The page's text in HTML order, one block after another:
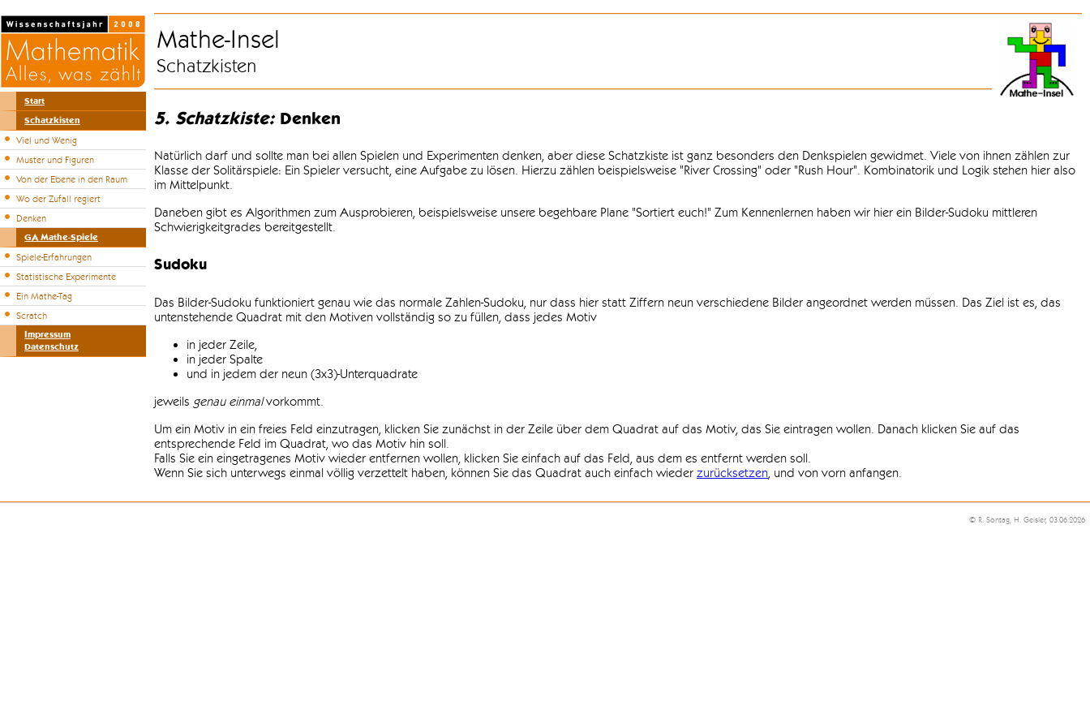
Start
Schatzkisten
Viel und Wenig
Muster und Figuren
Von der Ebene in den Raum
Wo der Zufall regiert
Denken
GA Mathe-Spiele
Spiele-Erfahrungen
Statistische Experimente
Ein Mathe-Tag
Scratch
Impressum
Datenschutz
Mathe-Insel
Schatzkisten
5. Schatzkiste:Denken
Natürlich darf und sollte man bei allen Spielen und Experimenten denken, aber diese Schatzkiste ist ganz besonders den Denkspielen gewidmet. Viele von ihnen zählen zur
Klasse der Solitärspiele: Ein Spieler versucht, eine Aufgabe zu lösen. Hierzu zählen beispielsweise "River Crossing" oder "Rush Hour". Kombinatorik und Logik stehen hier also
im Mittelpunkt.
Daneben gibt es Algorithmen zum Ausprobieren, beispielsweise unsere begehbare Plane "Sortiert euch!" Zum Kennenlernen haben wir hier ein Bilder-Sudoku mittleren
Schwierigkeitgrades bereitgestellt.
Sudoku
Das Bilder-Sudoku funktioniert genau wie das normale Zahlen-Sudoku, nur dass hier statt Ziffern neun verschiedene Bilder angeordnet werden müssen. Das Ziel ist es, das
untenstehende Quadrat mit den Motiven vollständig so zu füllen, dass jedes Motiv
in jeder Zeile,
in jeder Spalte
und in jedem der neun (3x3)-Unterquadrate
jeweils genau einmalvorkommt.
Um ein Motiv in ein freies Feld einzutragen, klicken Sie zunächst in der Zeile über dem Quadrat auf das Motiv, das Sie eintragen wollen. Danach klicken Sie auf das
entsprechende Feld im Quadrat, wo das Motiv hin soll.
Falls Sie ein eingetragenes Motiv wieder entfernen wollen, klicken Sie einfach auf das Feld, aus dem es entfernt werden soll.
Wenn Sie sich unterwegs einmal völlig verzettelt haben, können Sie das Quadrat auch einfach wieder zurücksetzen, und von vorn anfangen.
© R. Sontag, H. Geisler, 03.06.2026